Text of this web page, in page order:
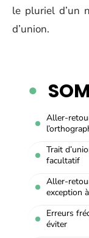
le pluriel d’un
d’union.
Aller-
Trait
facultatif
Aller-
exception
Erreurs
éviter